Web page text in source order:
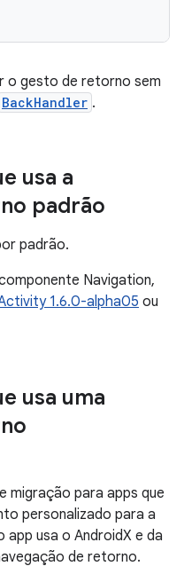
o gesto de retorno sem
BackHandler .
usa a
padrão
padrão.
Navigation,
1.6.0-alpha05 ou
usa uma
migração para apps que
personalizado para a
usa o AndroidX e da
de retorno.